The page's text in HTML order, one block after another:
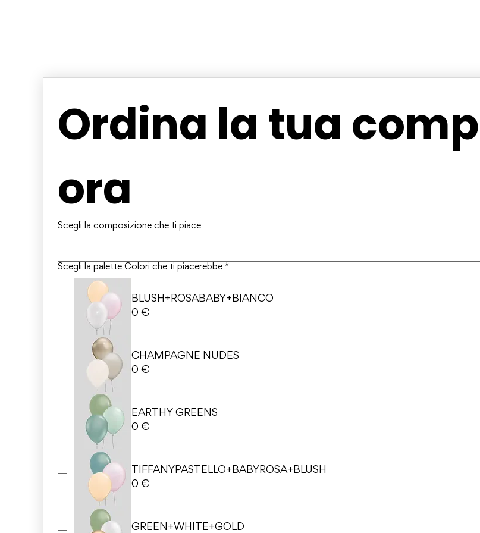
Ordina la tua
ora
Scegli la composizione che ti piace
Scegli la palette Colori che ti piacerebbe *
BLUSH+ROSABABY+BIANCO
0 €
CHAMPAGNE NUDES
0 €
EARTHY GREENS
0 €
TIFFANYPASTELLO+BABYROSA+BLUSH
0 €
GREEN+WHITE+GOLD